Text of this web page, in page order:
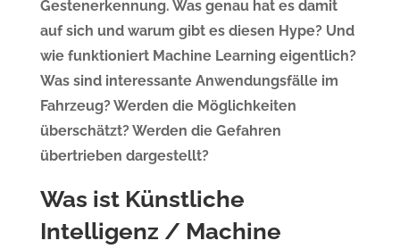
Gestenerkennung. Was genau hat es damit
auf sich und warum gibt es diesen Hype? Und
wie funktioniert Machine Learning eigentlich?
Was sind interessante Anwendungsfälle im
Fahrzeug? Werden die Möglichkeiten
überschätzt? Werden die Gefahren
übertrieben dargestellt?
Was ist Künstliche
Intelligenz / Machine